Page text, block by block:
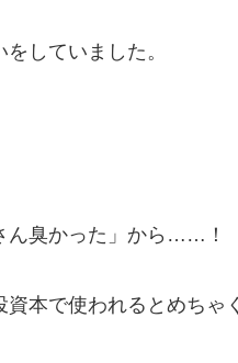
していました。
ん臭かった」から……！
資本で使われるとめちゃ